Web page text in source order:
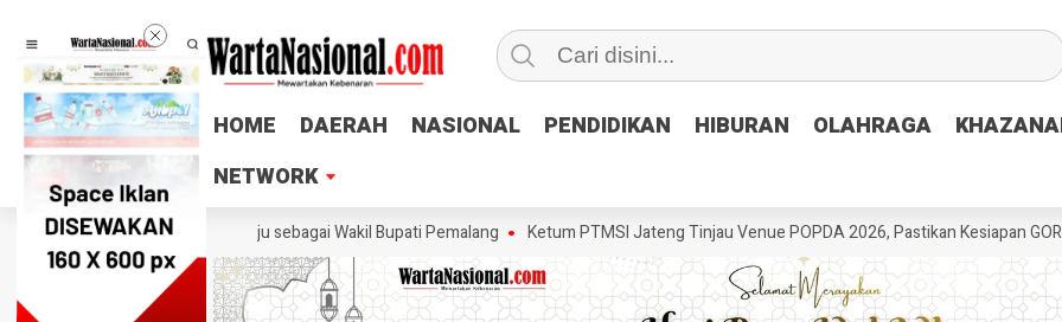
HOME DAERAH NASIONAL PENDIDIKAN HIBURAN OLAHRAGA
NETWORK
HOME DAERAH NASIONAL PENDIDIKAN HIBURAN OLAHRAGA
NETWORK
Tegaskan Tak Ingin Maju sebagai Wakil Bupati Pemalang Ketum PTMSI Jateng Tinjau Venue POPDA 2026, Pastikan Kesiapan GOR Satria